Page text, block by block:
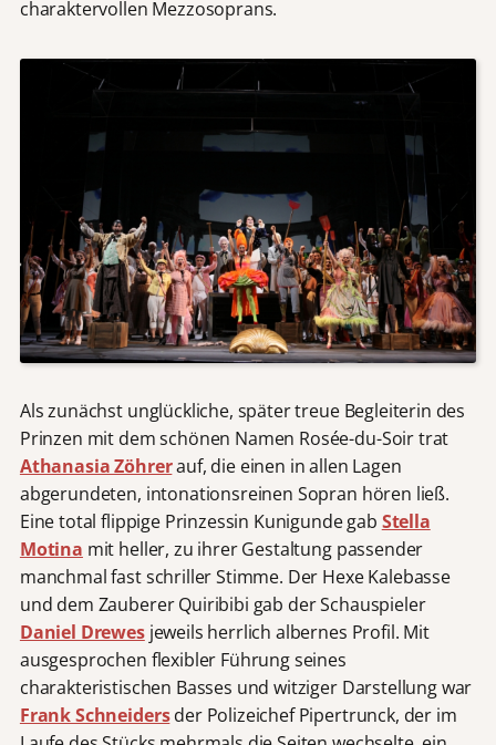
charaktervollen Mezzosoprans.
Als zunächst unglückliche, später treue Begleiterin des
Prinzen mit dem schönen Namen Rosée-du-Soir trat
Athanasia Zöhrerauf, die einen in allen Lagen
abgerundeten, intonationsreinen Sopran hören ließ.
Eine total flippige Prinzessin Kunigunde gab Stella
Motina mit heller, zu ihrer Gestaltung passender
manchmal fast schriller Stimme. Der Hexe Kalebasse
und dem Zauberer Quiribibi gab der Schauspieler
Daniel Drewesjeweils herrlich albernes Profil. Mit
ausgesprochen flexibler Führung seines
charakteristischen Basses und witziger Darstellung war
Frank Schneidersder Polizeichef Pipertrunck, der im